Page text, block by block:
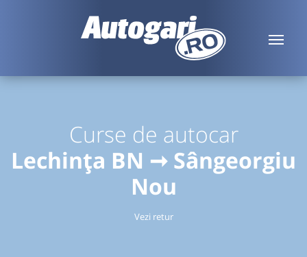
Curse de autocar
Lechința BN ➞ Sângeorgiu
Nou
Vezi retur